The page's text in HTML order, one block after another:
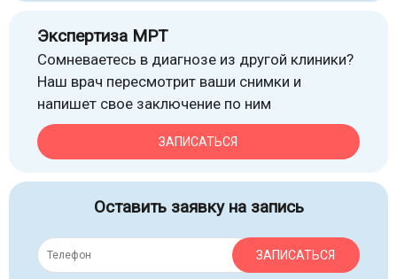
Экспертиза МРТ
Сомневаетесь в диагнозе из другой клиники?
Наш врач пересмотрит ваши снимки и
напишет свое заключение по ним
ЗАПИСАТЬСЯ
Оставить заявку на запись
ЗАПИСАТЬСЯ